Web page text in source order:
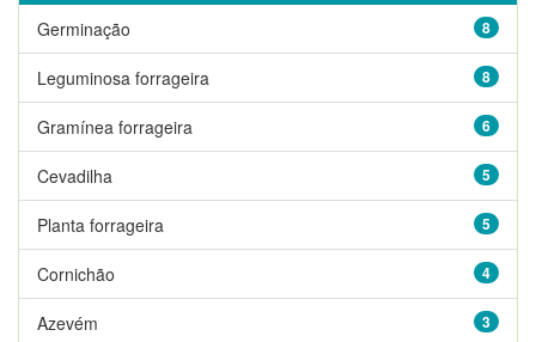
8
Germinação
8
Leguminosa forrageira
6
Gramínea forrageira
5
Cevadilha
5
Planta forrageira
4
Cornichão
3
Azevém